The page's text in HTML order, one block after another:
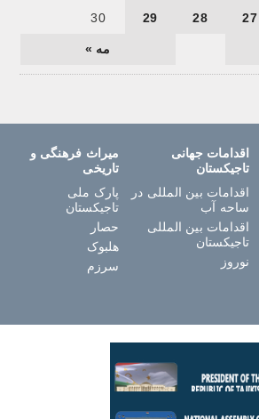
مه »
27
28
29
30
اقدامات جهانی
تاجیکستان
اقدامات بین المللی در
ساحه آب
اقدامات بین المللی
تاجیکستان
نوروز
میراث فرهنگی و
تاریخی
پارک ملی
تاجیکستان
حصار
هلبوک
سرزم